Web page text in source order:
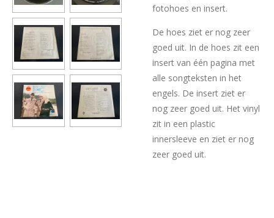
fotohoes en insert.
De hoes ziet er nog zeer
goed uit. In de hoes zit een
insert van één pagina met
alle songteksten in het
engels. De insert ziet er
nog zeer goed uit. Het vinyl
zit in een plastic
innersleeve en ziet er nog
zeer goed uit.